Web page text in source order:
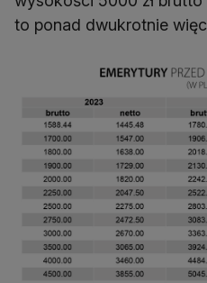
to ponad dwukrotnie